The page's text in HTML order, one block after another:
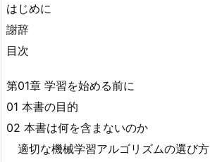
はじめに
謝辞
目次
第01章 学習を始める前に
01 本書の目的
02 本書は何を含まないのか
適切な機械学習アルゴリズムの選び方